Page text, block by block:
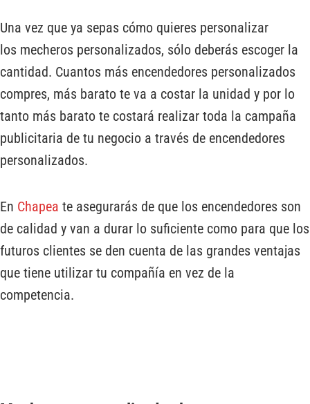
Una vez que ya sepas cómo quieres personalizar
los mecheros personalizados, sólo deberás escoger la
cantidad. Cuantos más encendedores personalizados
compres, más barato te va a costar la unidad y por lo
tanto más barato te costará realizar toda la campaña
publicitaria de tu negocio a través de encendedores
personalizados.
En Chapea te asegurarás de que los encendedores son
de calidad y van a durar lo suficiente como para que los
futuros clientes se den cuenta de las grandes ventajas
que tiene utilizar tu compañía en vez de la
competencia.